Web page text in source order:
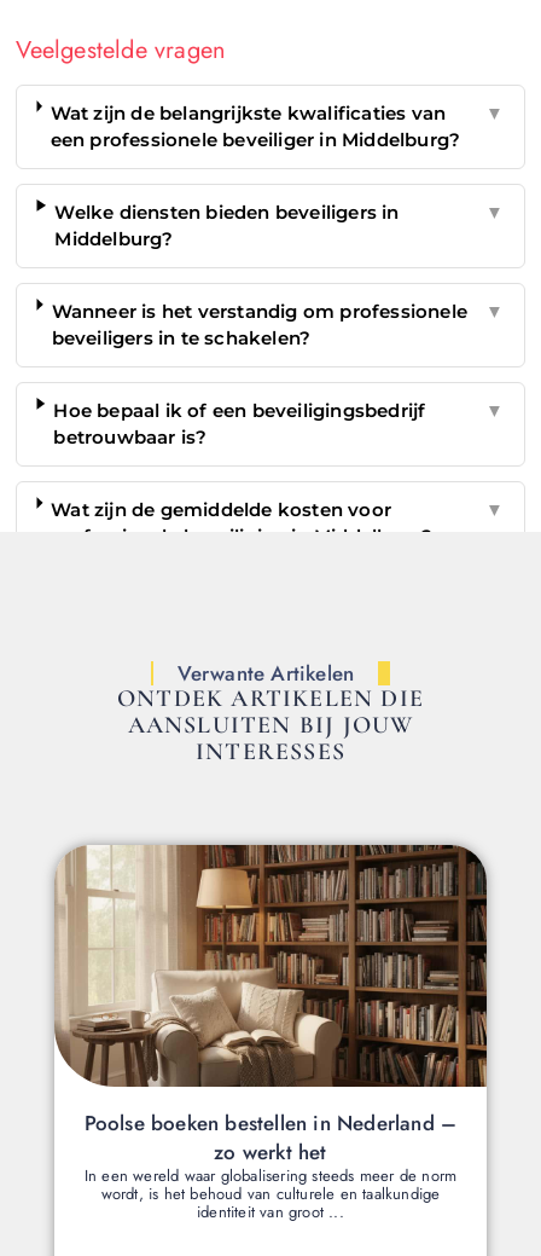
Veelgestelde vragen
Wat zijn de belangrijkste kwalificaties van
een professionele beveiliger in Middelburg?
▼
Welke diensten bieden beveiligers in
Middelburg?
▼
Wanneer is het verstandig om professionele
beveiligers in te schakelen?
▼
Hoe bepaal ik of een beveiligingsbedrijf
betrouwbaar is?
▼
Wat zijn de gemiddelde kosten voor
professionele beveiliging in Middelburg?
▼
Verwante Artikelen
ONTDEK ARTIKELEN DIE
AANSLUITEN BIJ JOUW
INTERESSES
Poolse boeken bestellen in Nederland –
zo werkt het
In een wereld waar globalisering steeds meer de norm
wordt, is het behoud van culturele en taalkundige
identiteit van groot ...